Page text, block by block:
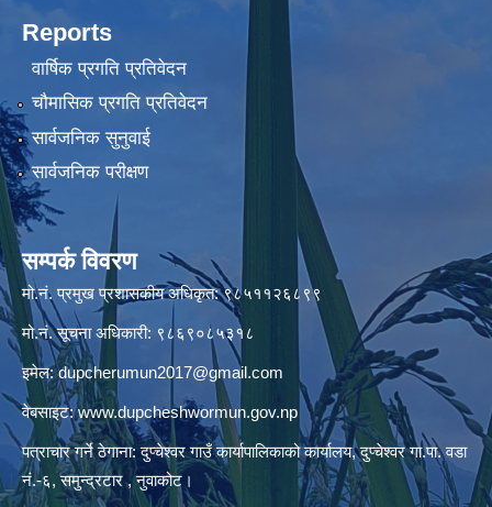
Reports
वार्षिक प्रगति प्रतिवेदन
चौमासिक प्रगति प्रतिवेदन
सार्वजनिक सुनुवाई
सार्वजनिक परीक्षण
सम्पर्क विवरण
मो.नं. प्रमुख प्रशासकीय अधिकृत: ९८५११२६८९९
मो.नं. सूचना अधिकारी: ९८६९०८५३१८
इमेल:dupcherumun2017@gmail.com
वेबसाइट:www.dupcheshwormun.gov.np
पत्राचार गर्ने ठेगाना: दुप्चेश्वर गाउँ कार्यापालिकाको कार्यालय, दुप्चेश्वर गा.पा. वडा
नं.-६, समुन्द्रटार , नुवाकोट।